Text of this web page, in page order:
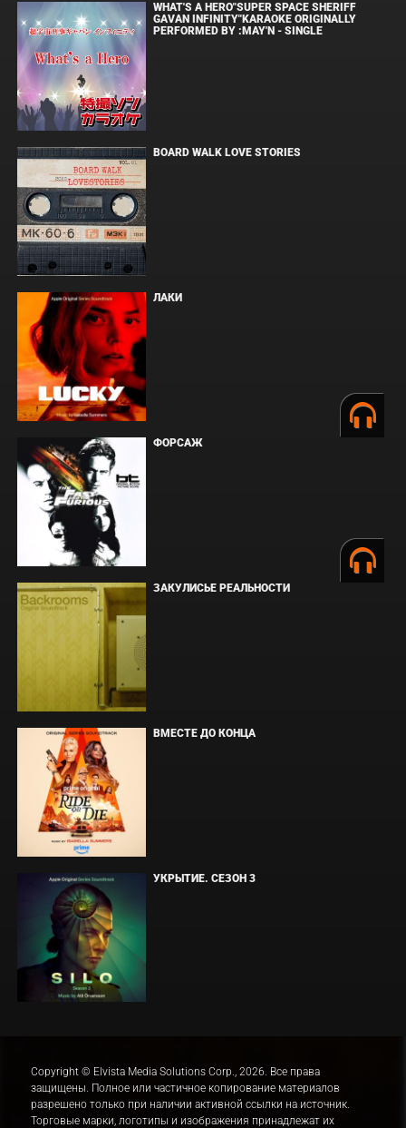
WHAT'S A HERO"SUPER SPACE SHERIFF
GAVAN INFINITY"KARAOKE ORIGINALLY
PERFORMED BY :MAY'N - SINGLE
BOARD WALK LOVE STORIES
ЛАКИ
ФОРСАЖ
ЗАКУЛИСЬЕ РЕАЛЬНОСТИ
ВМЕСТЕ ДО КОНЦА
УКРЫТИЕ. СЕЗОН 3
Copyright © Elvista Media Solutions Corp., 2026. Все права
защищены. Полное или частичное копирование материалов
разрешено только при наличии активной ссылки на источник.
Торговые марки, логотипы и изображения принадлежат их